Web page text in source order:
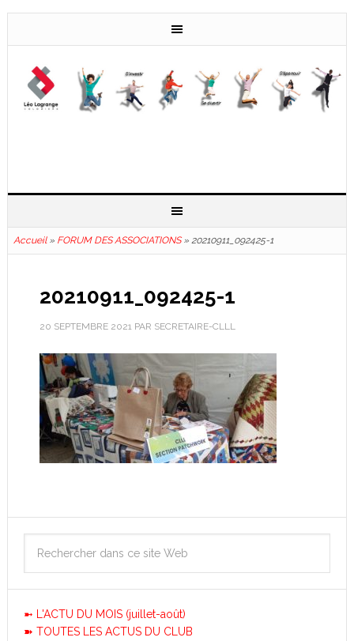
Accueil» FORUM DES ASSOCIATIONS» 20210911_092425-1
20210911_092425-1
20 SEPTEMBRE 2021PAR SECRETAIRE-CLLL
➼ L'ACTU DU MOIS (juillet-août)
➽ TOUTES LES ACTUS DU CLUB